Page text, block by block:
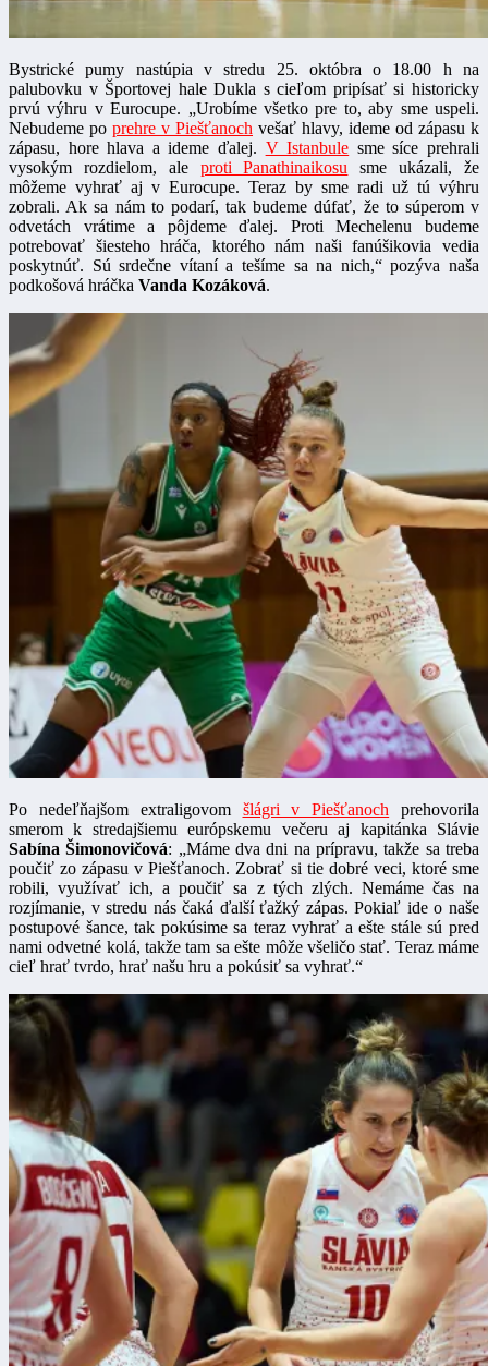
Bystrické pumy nastúpia v stredu 25. októbra o 18.00 h na
palubovku v Športovej hale Dukla s cieľom pripísať si historicky
prvú výhru v Eurocupe. „Urobíme všetko pre to, aby sme uspeli.
Nebudeme po prehre v Piešťanoch vešať hlavy, ideme od zápasu k
zápasu, hore hlava a ideme ďalej. V Istanbule sme síce prehrali
vysokým rozdielom, ale proti Panathinaikosu sme ukázali, že
môžeme vyhrať aj v Eurocupe. Teraz by sme radi už tú výhru
zobrali. Ak sa nám to podarí, tak budeme dúfať, že to súperom v
odvetách vrátime a pôjdeme ďalej. Proti Mechelenu budeme
potrebovať šiesteho hráča, ktorého nám naši fanúšikovia vedia
poskytnúť. Sú srdečne vítaní a tešíme sa na nich,“ pozýva naša
podkošová hráčka Vanda Kozáková.
Po nedeľňajšom extraligovom šlágri v Piešťanoch prehovorila
smerom k stredajšiemu európskemu večeru aj kapitánka Slávie
Sabína Šimonovičová: „Máme dva dni na prípravu, takže sa treba
poučiť zo zápasu v Piešťanoch. Zobrať si tie dobré veci, ktoré sme
robili, využívať ich, a poučiť sa z tých zlých. Nemáme čas na
rozjímanie, v stredu nás čaká ďalší ťažký zápas. Pokiaľ ide o naše
postupové šance, tak pokúsime sa teraz vyhrať a ešte stále sú pred
nami odvetné kolá, takže tam sa ešte môže všeličo stať. Teraz máme
cieľ hrať tvrdo, hrať našu hru a pokúsiť sa vyhrať.“